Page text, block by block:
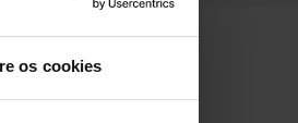
os cookies